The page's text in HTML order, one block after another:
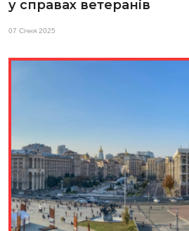
у справах ветеранів
07 Січня 2025